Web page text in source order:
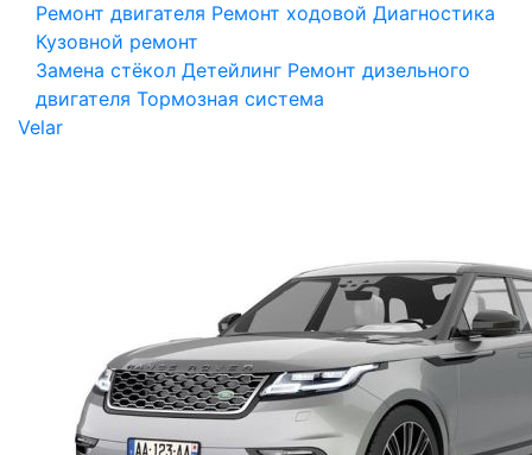
Ремонт двигателя Ремонт ходовой Диагностика
Кузовной ремонт
Замена стёкол Детейлинг Ремонт дизельного
двигателя Тормозная система
Velar